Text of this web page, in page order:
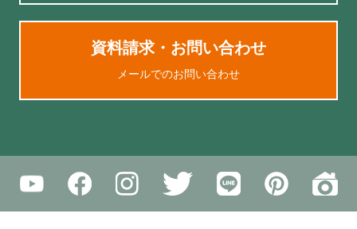
資料請求・お問い合わせ
メールでのお問い合わせ